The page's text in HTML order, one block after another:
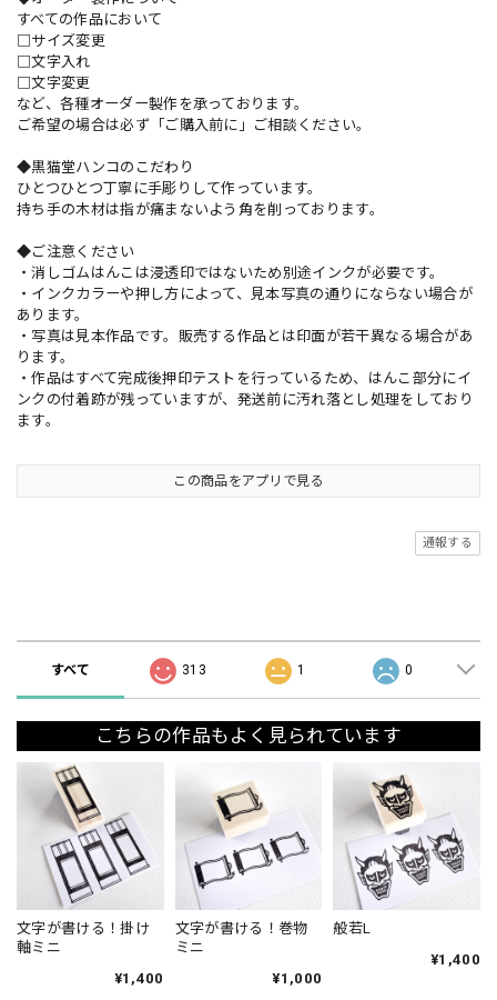
すべての作品において
□サイズ変更
□文字入れ
□文字変更
など、各種オーダー製作を承っております。
ご希望の場合は必ず「ご購入前に」ご相談ください。
◆黒猫堂ハンコのこだわり
ひとつひとつ丁寧に手彫りして作っています。
持ち手の木材は指が痛まないよう角を削っております。
◆ご注意ください
・消しゴムはんこは浸透印ではないため別途インクが必要です。
・インクカラーや押し方によって、見本写真の通りにならない場合が
あります。
・写真は見本作品です。販売する作品とは印面が若干異なる場合があ
ります。
・作品はすべて完成後押印テストを行っているため、はんこ部分にイ
ンクの付着跡が残っていますが、発送前に汚れ落とし処理をしており
ます。
この商品をアプリで見る
通報する
すべて 313 1 0
こちらの作品もよく見られています
文字が書ける！掛け
軸ミニ
¥1,400
文字が書ける！巻物
ミニ
¥1,000
般若L
¥1,400